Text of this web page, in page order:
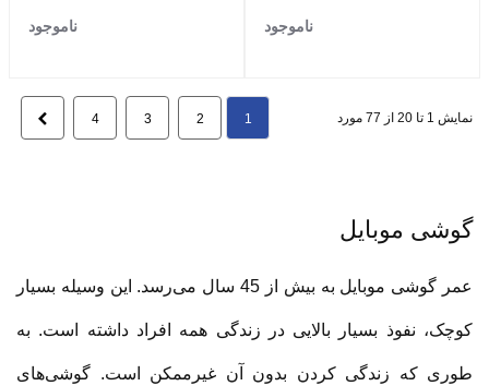
ناموجود ناموجود
نمایش 1 تا 20 از 77 مورد 1
2
3
4
گوشی موبایل
عمر گوشی موبایل به بیش از 45 سال می‌رسد. این وسیله بسیار
کوچک، نفوذ بسیار بالایی در زندگی همه افراد داشته است. به
طوری که زندگی کردن بدون آن غیرممکن است. گوشی‌های